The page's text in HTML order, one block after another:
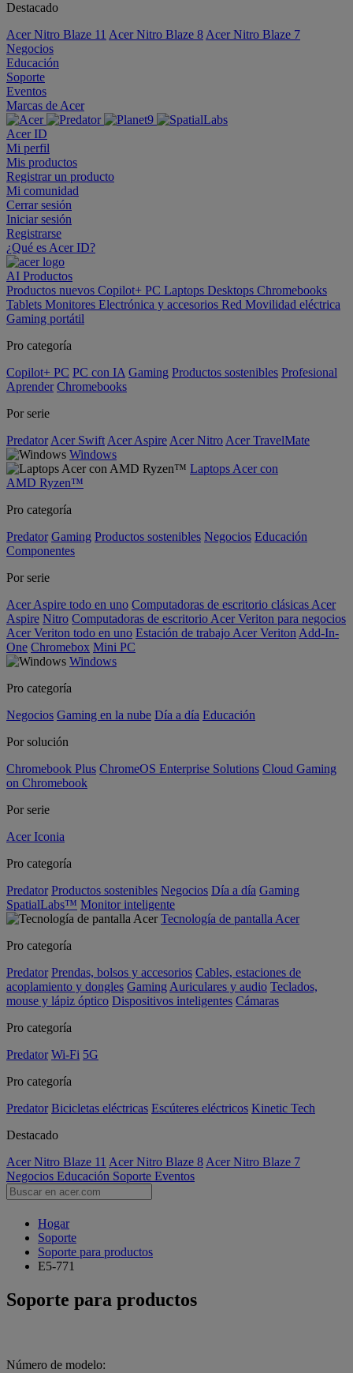
Destacado
Acer Nitro Blaze 11 Acer Nitro Blaze 8 Acer Nitro Blaze 7
Negocios
Educación
Soporte
Eventos
Marcas de Acer
Acer ID
Mi perfil
Mis productos
Registrar un producto
Mi comunidad
Cerrar sesión
Iniciar sesión
Registrarse
¿Qué es Acer ID?
AI Productos
Productos nuevos Copilot+ PC Laptops Desktops Chromebooks
Tablets Monitores Electrónica y accesorios Red Movilidad eléctrica
Gaming portátil
Pro categoría
Copilot+ PC PC con IA Gaming Productos sostenibles Profesional
Aprender Chromebooks
Por serie
Predator Acer Swift Acer Aspire Acer Nitro Acer TravelMate
Windows
Laptops Acer con
AMD Ryzen™
Pro categoría
Predator Gaming Productos sostenibles Negocios Educación
Componentes
Por serie
Acer Aspire todo en uno Computadoras de escritorio clásicas Acer
Aspire Nitro Computadoras de escritorio Acer Veriton para negocios
Acer Veriton todo en uno Estación de trabajo Acer Veriton Add-In-
One Chromebox Mini PC
Windows
Pro categoría
Negocios Gaming en la nube Día a día Educación
Por solución
Chromebook Plus ChromeOS Enterprise Solutions Cloud Gaming
on Chromebook
Por serie
Acer Iconia
Pro categoría
Predator Productos sostenibles Negocios Día a día Gaming
SpatialLabs™ Monitor inteligente
Tecnología de pantalla Acer
Pro categoría
Predator Prendas, bolsos y accesorios Cables, estaciones de
acoplamiento y dongles Gaming Auriculares y audio Teclados,
mouse y lápiz óptico Dispositivos inteligentes Cámaras
Pro categoría
Predator Wi-Fi 5G
Pro categoría
Predator Bicicletas eléctricas Escúteres eléctricos Kinetic Tech
Destacado
Acer Nitro Blaze 11 Acer Nitro Blaze 8 Acer Nitro Blaze 7
Negocios Educación Soporte Eventos
Hogar
Soporte
Soporte para productos
E5-771
Soporte para productos
Número de modelo: